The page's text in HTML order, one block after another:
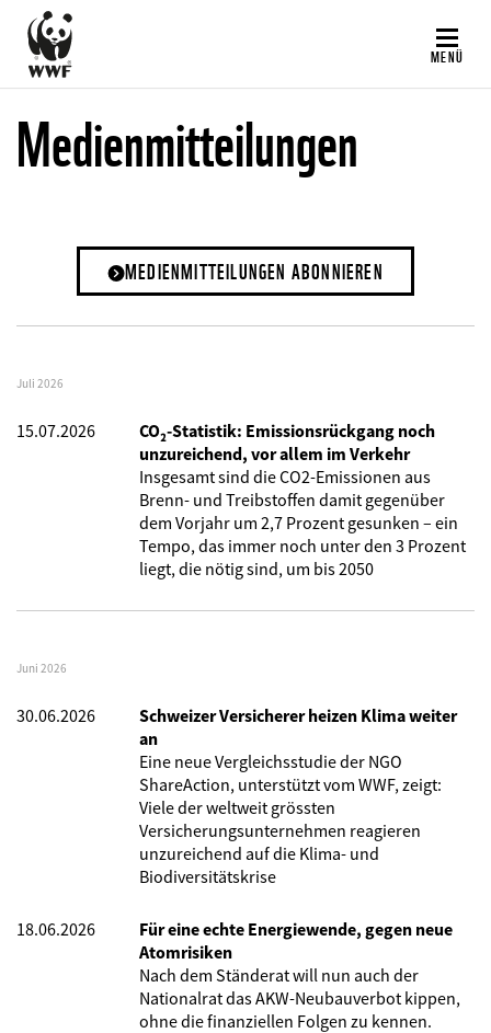
Direkt
zum
Inhalt
MENÜ
Medienmitteilungen
MEDIENMITTEILUNGEN ABONNIEREN
Juli 2026
15.07.2026
CO₂-Statistik: Emissionsrückgang noch
unzureichend, vor allem im Verkehr
Insgesamt sind die CO2-Emissionen aus
Brenn- und Treibstoffen damit gegenüber
dem Vorjahr um 2,7 Prozent gesunken – ein
Tempo, das immer noch unter den 3 Prozent
liegt, die nötig sind, um bis 2050
Juni 2026
30.06.2026
Schweizer Versicherer heizen Klima weiter
an
Eine neue Vergleichsstudie der NGO
ShareAction, unterstützt vom WWF, zeigt:
Viele der weltweit grössten
Versicherungsunternehmen reagieren
unzureichend auf die Klima- und
Biodiversitätskrise
18.06.2026
Für eine echte Energiewende, gegen neue
Atomrisiken
Nach dem Ständerat will nun auch der
Nationalrat das AKW-Neubauverbot kippen,
ohne die finanziellen Folgen zu kennen.